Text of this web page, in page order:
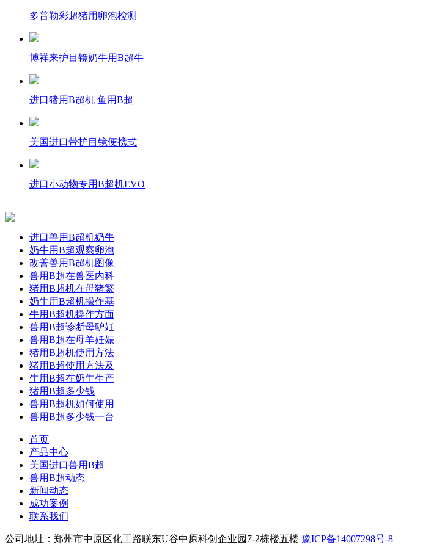
多普勒彩超猪用卵泡检测
博祥来护目镜奶牛用B超牛
进口猪用B超机 鱼用B超
美国进口带护目镜便携式
进口小动物专用B超机EVO
进口兽用B超机奶牛
奶牛用B超观察卵泡
改善兽用B超机图像
兽用B超在兽医内科
猪用B超机在母猪繁
奶牛用B超机操作基
牛用B超机操作方面
兽用B超诊断母驴妊
兽用B超在母羊妊娠
猪用B超机使用方法
猪用B超使用方法及
牛用B超在奶牛生产
猪用B超多少钱
兽用B超机如何使用
兽用B超多少钱一台
首页
产品中心
美国进口兽用B超
兽用B超动态
新闻动态
成功案例
联系我们
公司地址：郑州市中原区化工路联东U谷中原科创企业园7-2栋楼五楼 豫ICP备14007298号-8